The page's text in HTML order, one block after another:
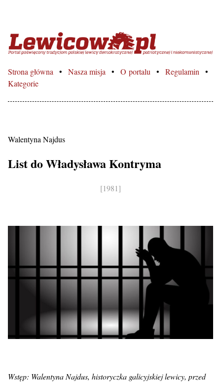
Lewicowo.pl – Portal
Strona główna Nasza misja O portalu
Regulamin
Kategorie
Walentyna Najdus
List do Władysława Kontryma
[1981]
Wstęp: Walentyna Najdus, historyczka galicyjskiej lewicy, przed